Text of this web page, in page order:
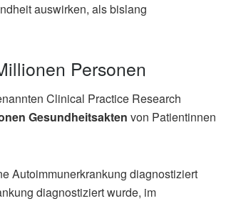
auswirken, als bislang
Personen
Clinical Practice Research
Gesundheitsakten von Patientinnen
Autoimmunerkrankung diagnostiziert
diagnostiziert wurde, im